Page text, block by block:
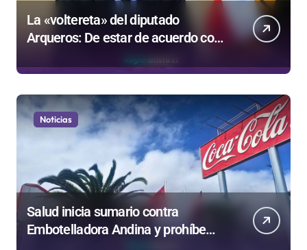
La «voltereta» del diputado
Arqueros: De estar de acuerdo con
privatizar Codelco a defender una
empresa 100% estatal
Noticias
Salud inicia sumario contra
Embotelladora Andina y prohíbe